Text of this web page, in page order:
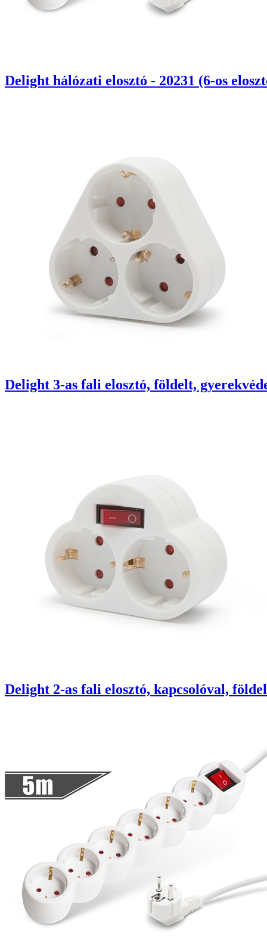
Delight hálózati elosztó - 20231 (6-os
Delight 3-as fali elosztó, földelt,
Delight 2-as fali elosztó, kapcsolóval,